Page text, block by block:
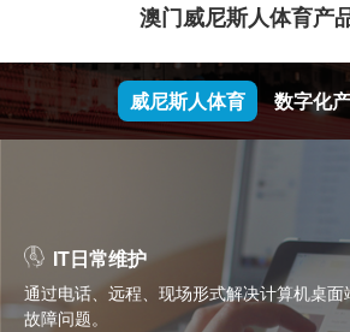
澳门威尼斯人体育产
威尼斯人体育 数字化
IT日常维护
通过电话、远程、现场形式解决计算机桌
故障问题。